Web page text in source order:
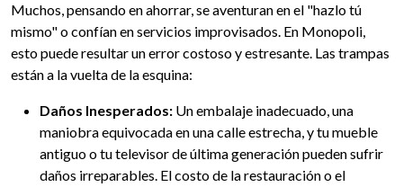
Muchos, pensando en ahorrar, se aventuran en el "hazlo tú
mismo" o confían en servicios improvisados. En Monopoli,
esto puede resultar un error costoso y estresante. Las trampas
están a la vuelta de la esquina:
Daños Inesperados: Un embalaje inadecuado, una
maniobra equivocada en una calle estrecha, y tu mueble
antiguo o tu televisor de última generación pueden sufrir
daños irreparables. El costo de la restauración o el